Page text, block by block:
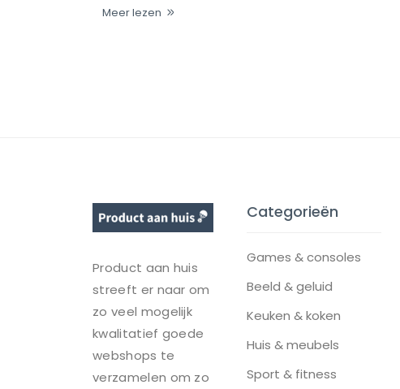
Meer lezen
Product aan huis
streeft er naar om
zo veel mogelijk
kwalitatief goede
webshops te
verzamelen om zo
Categorieën
Games & consoles
Beeld & geluid
Keuken & koken
Huis & meubels
Sport & fitness